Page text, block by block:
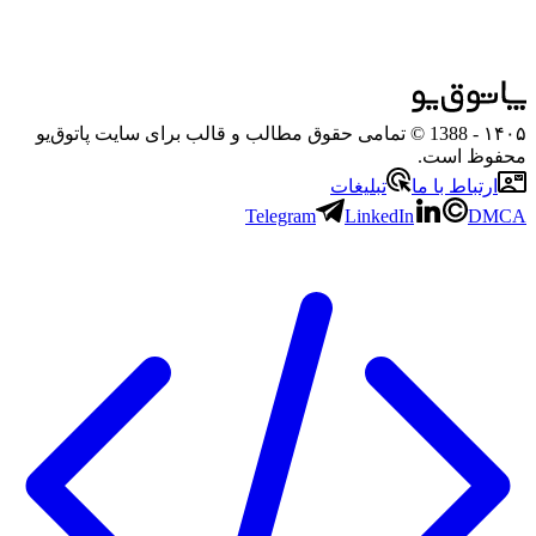
۱۴۰۵
- 1388 © تمامی حقوق مطالب و قالب برای سایت پاتوق‌یو
محفوظ است.
ارتباط با ما
تبلیغات
Telegram
LinkedIn DMCA